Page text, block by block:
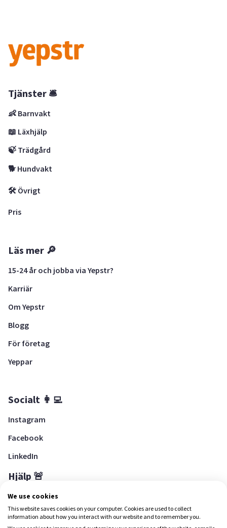
Tjänster 🛎
👶 Barnvakt
📖 Läxhjälp
🍃 Trädgård
🐕 Hundvakt
🛠 Övrigt
Pris
Läs mer 🔎
15-24 år och jobba via Yepstr?
Karriär
Om Yepstr
Blogg
För företag
Yeppar
Socialt 👩‍💻
Instagram
Facebook
LinkedIn
Hjälp 🚨
Hjälpcenter
We use cookies
This website saves cookies on your computer. Cookies are used to collect
information about how you interact with our website and to remember you.